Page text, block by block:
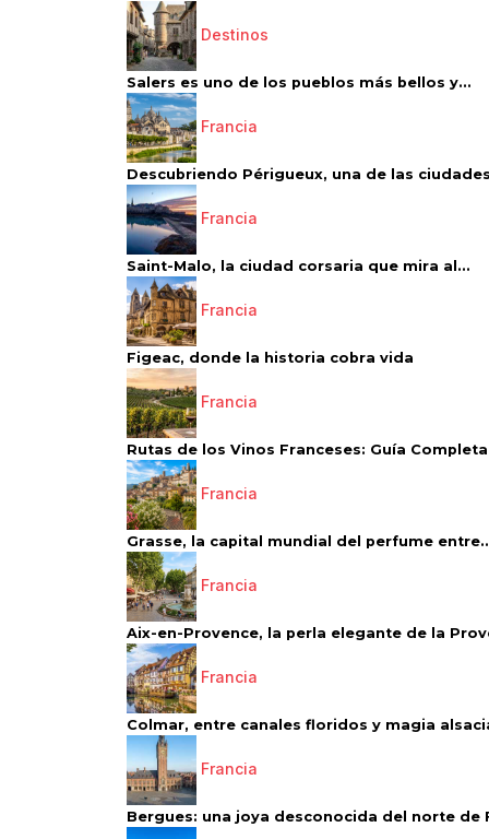
Destinos
Salers es uno de los pueblos más bellos y...
Francia
Descubriendo Périgueux, una de las
Francia
Saint-Malo, la ciudad corsaria que mira al...
Francia
Figeac, donde la historia cobra vida
Francia
Rutas de los Vinos Franceses: Guía
Francia
Grasse, la capital mundial del perfume
Francia
Aix-en-Provence, la perla elegante de la
Francia
Colmar, entre canales floridos y magia
Francia
Bergues: una joya desconocida del norte de